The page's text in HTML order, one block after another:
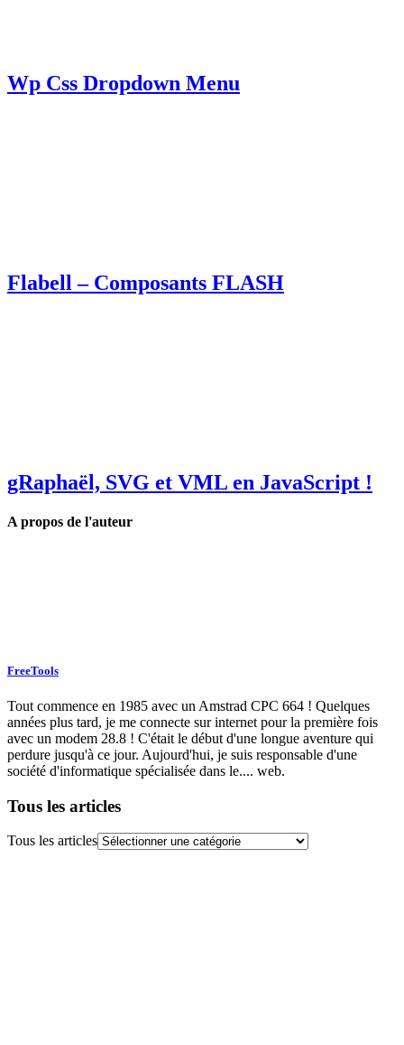
Wp Css Dropdown Menu
Flabell – Composants FLASH
gRaphaël, SVG et VML en JavaScript !
A propos de l'auteur
FreeTools
Tout commence en 1985 avec un Amstrad CPC 664 ! Quelques
années plus tard, je me connecte sur internet pour la première fois
avec un modem 28.8 ! C'était le début d'une longue aventure qui
perdure jusqu'à ce jour. Aujourd'hui, je suis responsable d'une
société d'informatique spécialisée dans le.... web.
Tous les articles
Tous les articles